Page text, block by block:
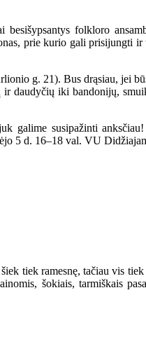
besišypsantys folkloro
prie kurio gali prisijungti
g. 21). Bus drąsiau, jei
daudyčių iki bandonijų,
galime susipažinti
5 d. 16–18 val. VU
tiek ramesnę, tačiau vis
šokiais, tarmiškais